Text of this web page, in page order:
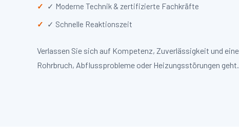
✓ Moderne Technik & zertifizierte Fachkräfte
✓ Schnelle Reaktionszeit
Verlassen Sie sich auf Kompetenz, Zuverlässigkeit und
Rohrbruch, Abflussprobleme oder Heizungsstörungen geht.